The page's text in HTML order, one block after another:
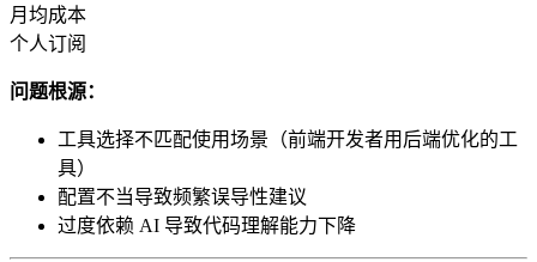
月均成本
个人订阅
问题根源：
工具选择不匹配使用场景（前端开发者用后端优化的工
具）
配置不当导致频繁误导性建议
过度依赖 AI 导致代码理解能力下降